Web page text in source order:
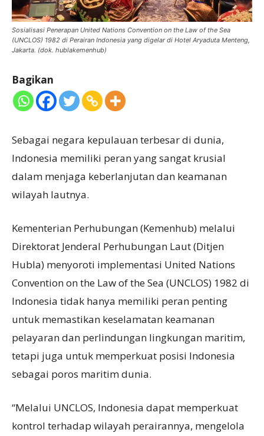
Sosialisasi Penerapan United Nations Convention on the Law of the Sea
(UNCLOS) 1982 di Perairan Indonesia yang digelar di Hotel Aryaduta Menteng,
Jakarta. (dok. hublakemenhub)
Bagikan
Sebagai negara kepulauan terbesar di dunia,
Indonesia memiliki peran yang sangat krusial
dalam menjaga keberlanjutan dan keamanan
wilayah lautnya.
Kementerian Perhubungan (Kemenhub) melalui
Direktorat Jenderal Perhubungan Laut (Ditjen
Hubla) menyoroti implementasi United Nations
Convention on the Law of the Sea (UNCLOS) 1982 di
Indonesia tidak hanya memiliki peran penting
untuk memastikan keselamatan keamanan
pelayaran dan perlindungan lingkungan maritim,
tetapi juga untuk memperkuat posisi Indonesia
sebagai poros maritim dunia.
“Melalui UNCLOS, Indonesia dapat memperkuat
kontrol terhadap wilayah perairannya, mengelola